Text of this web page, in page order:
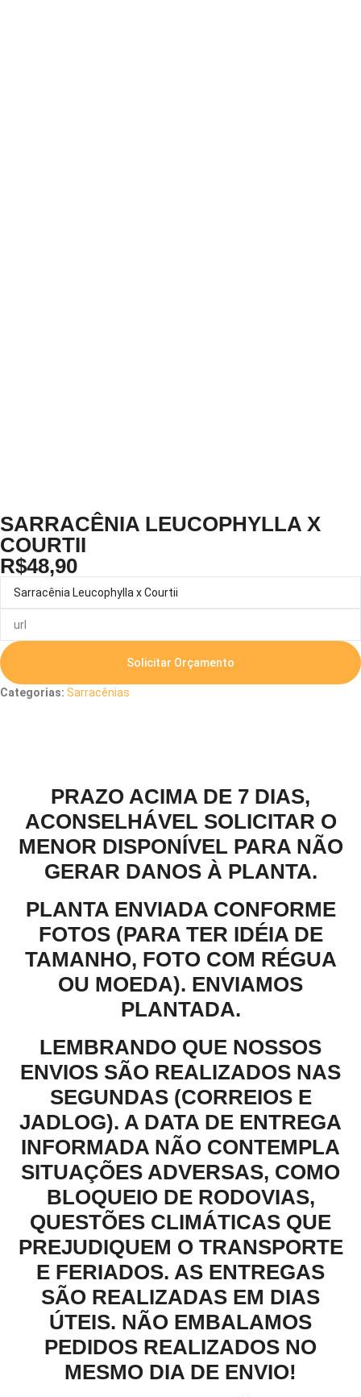
SARRACÊNIA LEUCOPHYLLA X
COURTII
R$48,90
Solicitar Orçamento
Categorias: Sarracênias
PRAZO ACIMA DE 7 DIAS,
ACONSELHÁVEL SOLICITAR O
MENOR DISPONÍVEL PARA NÃO
GERAR DANOS À PLANTA.
PLANTA ENVIADA CONFORME
FOTOS (PARA TER IDÉIA DE
TAMANHO, FOTO COM RÉGUA
OU MOEDA). ENVIAMOS
PLANTADA.
LEMBRANDO QUE NOSSOS
ENVIOS SÃO REALIZADOS NAS
SEGUNDAS (CORREIOS E
JADLOG). A DATA DE ENTREGA
INFORMADA NÃO CONTEMPLA
SITUAÇÕES ADVERSAS, COMO
BLOQUEIO DE RODOVIAS,
QUESTÕES CLIMÁTICAS QUE
PREJUDIQUEM O TRANSPORTE
E FERIADOS. AS ENTREGAS
SÃO REALIZADAS EM DIAS
ÚTEIS. NÃO EMBALAMOS
PEDIDOS REALIZADOS NO
MESMO DIA DE ENVIO!